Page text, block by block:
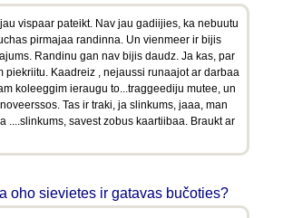
vispaar pateikt. Nav jau gadiijies, ka nebuutu
pirmajaa randinna. Un vienmeer ir bijis
Randinu gan nav bijis daudz. Ja kas, par
piekriitu. Kaadreiz , nejaussi runaajot ar darbaa
koleeggim ieraugu to...traggeediju mutee, un
Tas ir traki, ja slinkums, jaaa, man
....slinkums, savest zobus kaartiibaa. Braukt ar
oho sievietes ir gatavas bučoties?